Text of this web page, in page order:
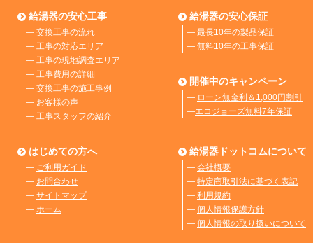
給湯器の安心工事
― 交換工事の流れ
― 工事の対応エリア
― 工事の現地調査エリア
― 工事費用の詳細
― 交換工事の施工事例
― お客様の声
― 工事スタッフの紹介
給湯器の安心保証
― 最長10年の製品保証
― 無料10年の工事保証
開催中のキャンペーン
― ローン無金利＆1,000円割引
―エコジョーズ無料7年保証
はじめての方へ
― ご利用ガイド
― お問合わせ
― サイトマップ
― ホーム
給湯器ドットコムについて
― 会社概要
― 特定商取引法に基づく表記
― 利用規約
― 個人情報保護方針
― 個人情報の取り扱いについて